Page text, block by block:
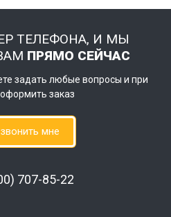
ТЕЛЕФОНА, И МЫ
ПРЯМО СЕЙЧАС
задать любые вопросы и при
заказ
мне
707-85-22